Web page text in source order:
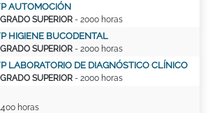
AUTOMOCIÓN
SUPERIOR - 2000 horas
HIGIENE BUCODENTAL
SUPERIOR - 2000 horas
LABORATORIO DE DIAGNÓSTICO CLÍNICO
SUPERIOR - 2000 horas
horas